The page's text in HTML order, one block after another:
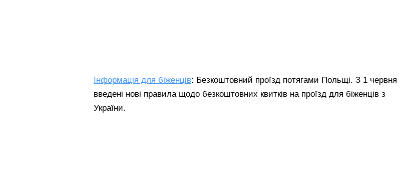
Інформація для біженців: Безкоштовний проїзд потягами Польщі. З 1 червня
введені нові правила щодо безкоштовних квитків на проїзд для біженців з
України.